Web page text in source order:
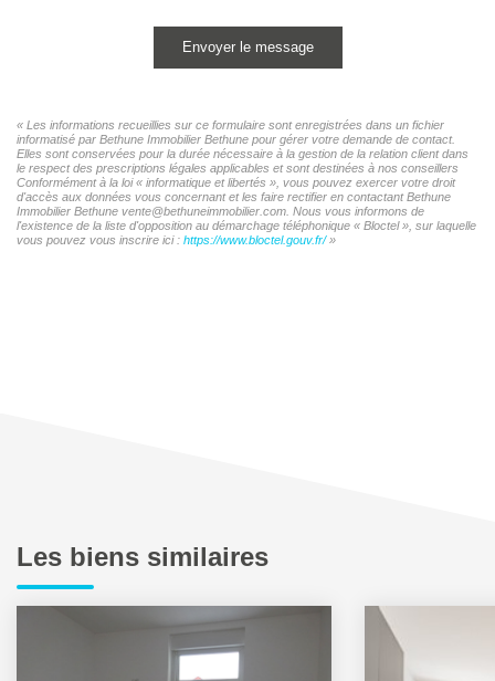
Envoyer le message
« Les informations recueillies sur ce formulaire sont enregistrées dans un fichier
informatisé par Bethune Immobilier Bethune pour gérer votre demande de contact.
Elles sont conservées pour la durée nécessaire à la gestion de la relation client dans
le respect des prescriptions légales applicables et sont destinées à nos conseillers
Conformément à la loi « informatique et libertés », vous pouvez exercer votre droit
d'accès aux données vous concernant et les faire rectifier en contactant Bethune
Immobilier Bethune vente@bethuneimmobilier.com. Nous vous informons de
l'existence de la liste d'opposition au démarchage téléphonique « Bloctel », sur laquelle
vous pouvez vous inscrire ici : https://www.bloctel.gouv.fr/»
Les biens similaires